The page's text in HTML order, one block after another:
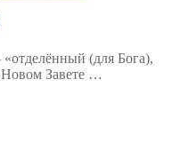
культуры"
(для Бога),
Завете …